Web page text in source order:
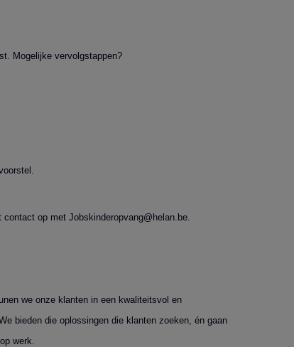
Mogelijke vervolgstappen?
op met Jobskinderopvang@helan.be.
we onze klanten in een kwaliteitsvol en
bieden die oplossingen die klanten zoeken, én gaan
werk.